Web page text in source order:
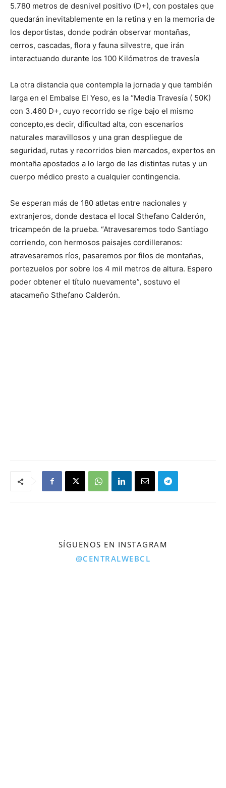
5.780 metros de desnivel positivo (D+), con postales que
quedarán inevitablemente en la retina y en la memoria de
los deportistas, donde podrán observar montañas,
cerros, cascadas, flora y fauna silvestre, que irán
interactuando durante los 100 Kilómetros de travesía
La otra distancia que contempla la jornada y que también
larga en el Embalse El Yeso, es la “Media Travesía ( 50K)
con 3.460 D+, cuyo recorrido se rige bajo el mismo
concepto,es decir, dificultad alta, con escenarios
naturales maravillosos y una gran despliegue de
seguridad, rutas y recorridos bien marcados, expertos en
montaña apostados a lo largo de las distintas rutas y un
cuerpo médico presto a cualquier contingencia.
Se esperan más de 180 atletas entre nacionales y
extranjeros, donde destaca el local Sthefano Calderón,
tricampeón de la prueba. “Atravesaremos todo Santiago
corriendo, con hermosos paisajes cordilleranos:
atravesaremos ríos, pasaremos por filos de montañas,
portezuelos por sobre los 4 mil metros de altura. Espero
poder obtener el título nuevamente”, sostuvo el
atacameño Sthefano Calderón.
SÍGUENOS EN INSTAGRAM
@CENTRALWEBCL